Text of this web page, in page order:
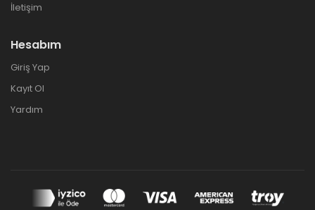
İletişim
Hesabım
Giriş Yap
Kayıt Ol
Yardım